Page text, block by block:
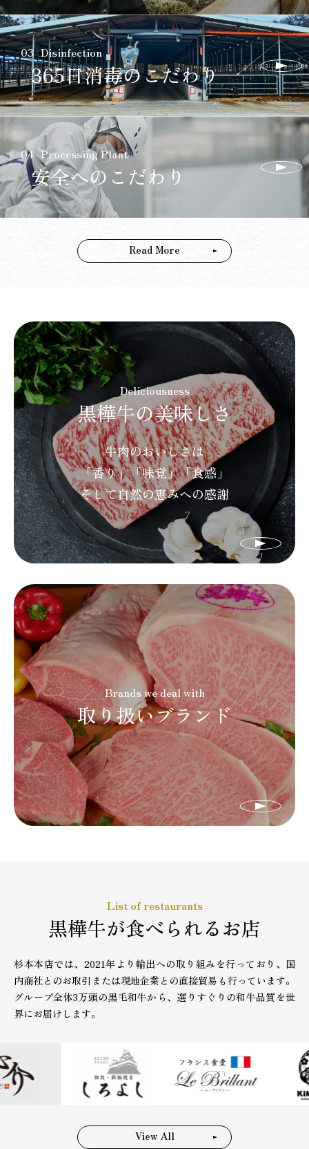
Read More
03 Disinfection
365日消毒のこだわり
04 Processing Plant
安全への こだわり
Deliciousness
黒樺牛の美味しさ
牛肉のおいしさは
「香り」「味覚」「食感」
そして自然の恵みへの感謝
Brands we deal with
取り扱いブランド
List of restaurants
黒樺牛が食べられるお店
杉本本店では、2021年より輸出への取り組みを行っており、国
内商社とのお取引または現地企業との直接貿易も行っています。
グループ全体3万頭の黒毛和牛から、選りすぐりの和牛品質を世
界にお届けします。
View All